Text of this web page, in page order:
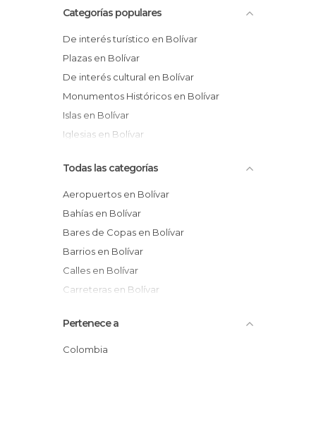
Categorías populares
De interés turístico en Bolívar
Plazas en Bolívar
De interés cultural en Bolívar
Monumentos Históricos en Bolívar
Islas en Bolívar
Iglesias en Bolívar
Todas las categorías
Aeropuertos en Bolívar
Bahías en Bolívar
Bares de Copas en Bolívar
Barrios en Bolívar
Calles en Bolívar
Carreteras en Bolívar
Catedrales en Bolívar
Centros Comerciales en Bolívar
Pertenece a
Colombia